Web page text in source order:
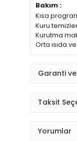
Bakım :
Kısa
Kuru
Kurutma
Orta ısıda
Garanti
Taksit
Yorumlar